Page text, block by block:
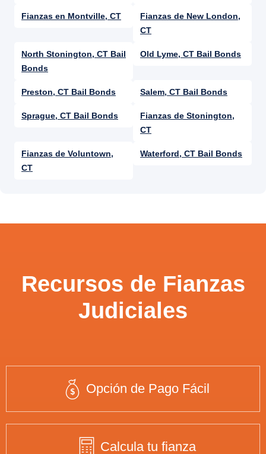
Fianzas en Montville, CT
Fianzas de New London,
CT
North Stonington, CT Bail
Bonds
Old Lyme, CT Bail Bonds
Preston, CT Bail Bonds Salem, CT Bail Bonds
Sprague, CT Bail Bonds
Fianzas de Stonington,
CT
Fianzas de Voluntown,
CT
Waterford, CT Bail Bonds
Recursos de Fianzas
Judiciales
Opción de Pago Fácil
Calcula tu fianza